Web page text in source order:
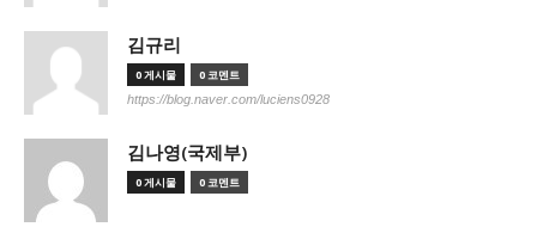
김규리
0 게시물 0 코멘트
https://blog.naver.com/luciens0928
김나영(국제부)
0 게시물 0 코멘트